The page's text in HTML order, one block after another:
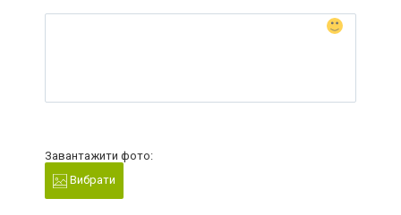
Завантажити фото:
Вибрати